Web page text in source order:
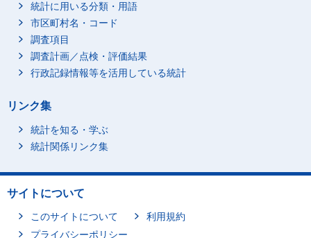
統計に用いる分類・用語
市区町村名・コード
調査項目
調査計画／点検・評価結果
行政記録情報等を活用している統計
リンク集
統計を知る・学ぶ
統計関係リンク集
サイトについて
このサイトについて
利用規約
プライバシーポリシー